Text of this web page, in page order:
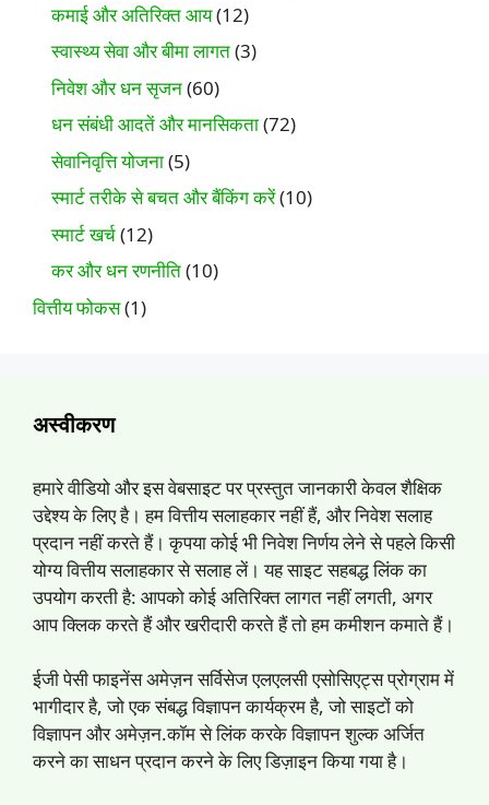
कमाई और अतिरिक्त आय(12)
स्वास्थ्य सेवा और बीमा लागत(3)
निवेश और धन सृजन(60)
धन संबंधी आदतें और मानसिकता(72)
सेवानिवृत्ति योजना(5)
स्मार्ट तरीके से बचत और बैंकिंग करें(10)
स्मार्ट खर्च(12)
कर और धन रणनीति(10)
वित्तीय फोकस(1)
अस्वीकरण
हमारे वीडियो और इस वेबसाइट पर प्रस्तुत जानकारी केवल शैक्षिक
उद्देश्य के लिए है। हम वित्तीय सलाहकार नहीं हैं, और निवेश सलाह
प्रदान नहीं करते हैं। कृपया कोई भी निवेश निर्णय लेने से पहले किसी
योग्य वित्तीय सलाहकार से सलाह लें। यह साइट सहबद्ध लिंक का
उपयोग करती है: आपको कोई अतिरिक्त लागत नहीं लगती, अगर
आप क्लिक करते हैं और खरीदारी करते हैं तो हम कमीशन कमाते हैं।
ईजी पेसी फाइनेंस अमेज़न सर्विसेज एलएलसी एसोसिएट्स प्रोग्राम में
भागीदार है, जो एक संबद्ध विज्ञापन कार्यक्रम है, जो साइटों को
विज्ञापन और अमेज़न.कॉम से लिंक करके विज्ञापन शुल्क अर्जित
करने का साधन प्रदान करने के लिए डिज़ाइन किया गया है।